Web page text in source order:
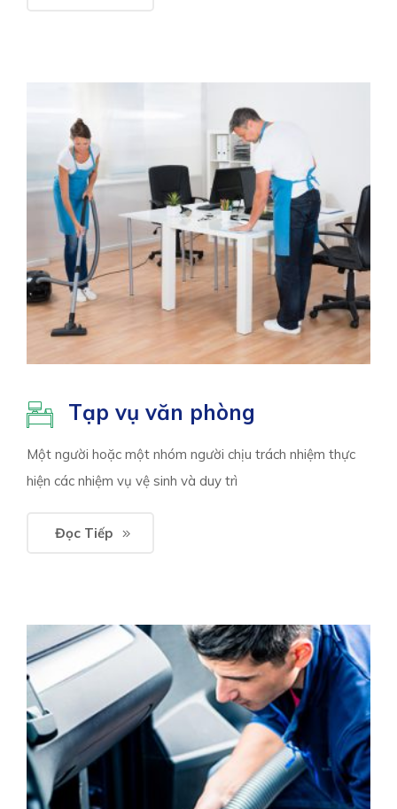
Tạp vụ văn phòng
Một người hoặc một nhóm người chịu trách nhiệm thực
hiện các nhiệm vụ vệ sinh và duy trì
Đọc Tiếp